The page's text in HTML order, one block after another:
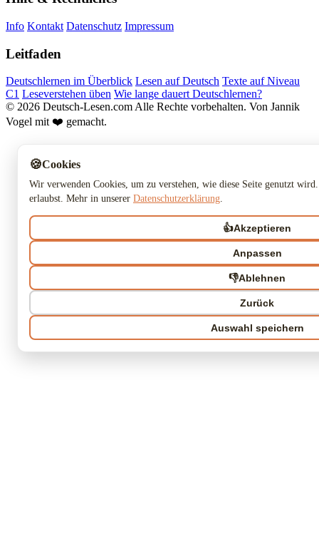
Info Kontakt Datenschutz Impressum
Leitfaden
Deutschlernen im Überblick Lesen auf Deutsch Texte auf Niveau
C1 Leseverstehen üben Wie lange dauert Deutschlernen?
© 2026 Deutsch-Lesen.com Alle Rechte vorbehalten. Von Jannik
Vogel mit ❤️ gemacht.
🍪Cookies
Wir verwenden Cookies, um zu verstehen, wie diese Seite genutzt
erlaubst. Mehr in unserer Datenschutzerklärung
👍Akzeptieren
Anpassen
👎Ablehnen
Zurück
Auswahl speichern